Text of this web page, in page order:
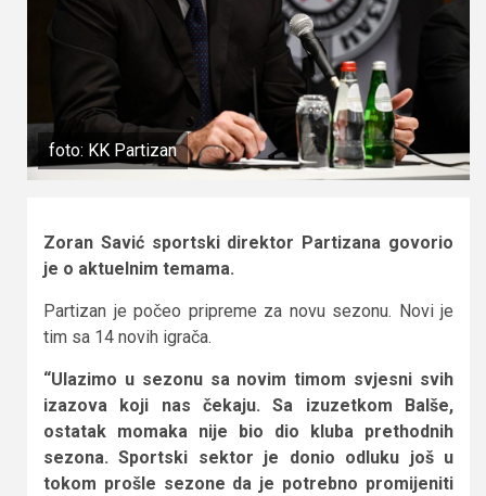
foto: KK Partizan
Zoran Savić sportski direktor Partizana govorio
je o aktuelnim temama.
Partizan je počeo pripreme za novu sezonu. Novi je
tim sa 14 novih igrača.
“Ulazimo u sezonu sa novim timom svjesni svih
izazova koji nas čekaju. Sa izuzetkom Balše,
ostatak momaka nije bio dio kluba prethodnih
sezona. Sportski sektor je donio odluku još u
tokom prošle sezone da je potrebno promijeniti